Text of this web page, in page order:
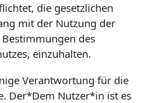
die gesetzlichen
mit der Nutzung der
des
einzuhalten.
Verantwortung für die
Der*Dem Nutzer*in ist es